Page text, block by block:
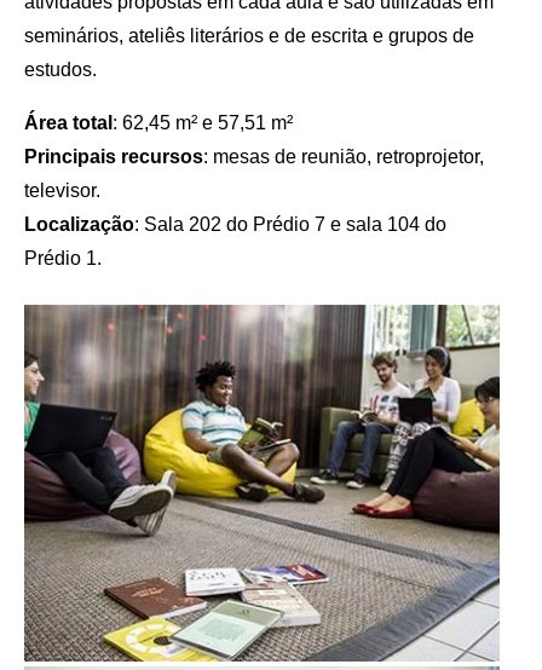
seminários, ateliês literários e de escrita e grupos de
estudos.
Área total : 62,45 m² e 57,51 m²
Principais recursos: mesas de reunião, retroprojetor,
televisor.
Localização: Sala 202 do Prédio 7 e sala 104 do
Prédio 1.